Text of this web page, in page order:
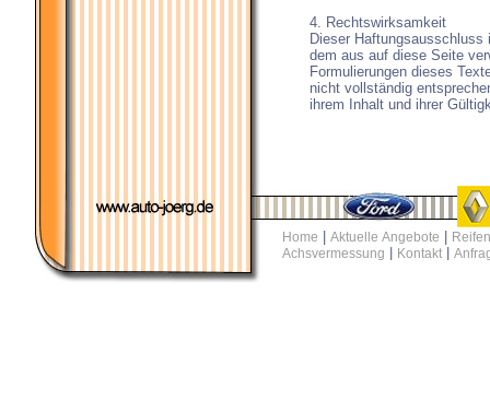
4. Rechtswirksamkeit
Dieser
dem aus auf diese Seite
Formulierungen dieses
nicht vollständig
ihrem Inhalt und ihrer
Home Aktuelle Angebote
Achsvermessung
Kontakt